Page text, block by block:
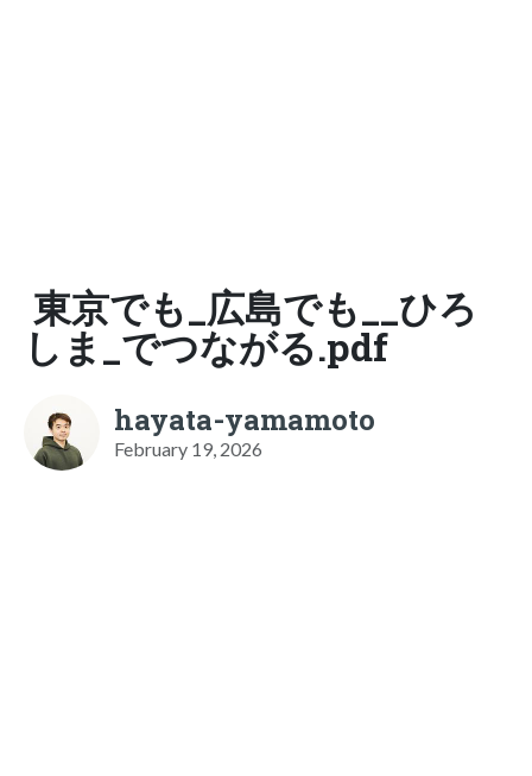
東京でも_広島でも__ひろ
しま_でつながる.pdf
hayata-yamamoto
February 19, 2026